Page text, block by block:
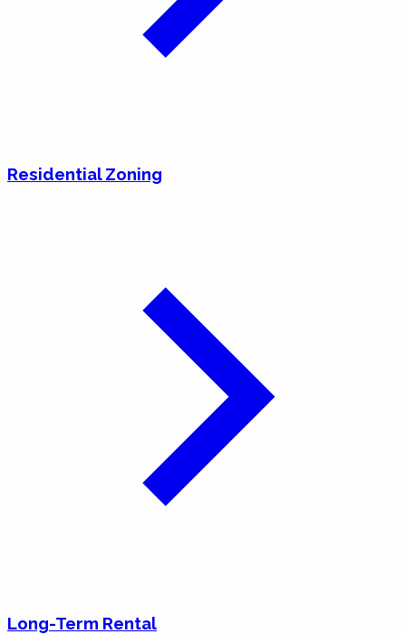
Residential Zoning
Long-Term Rental